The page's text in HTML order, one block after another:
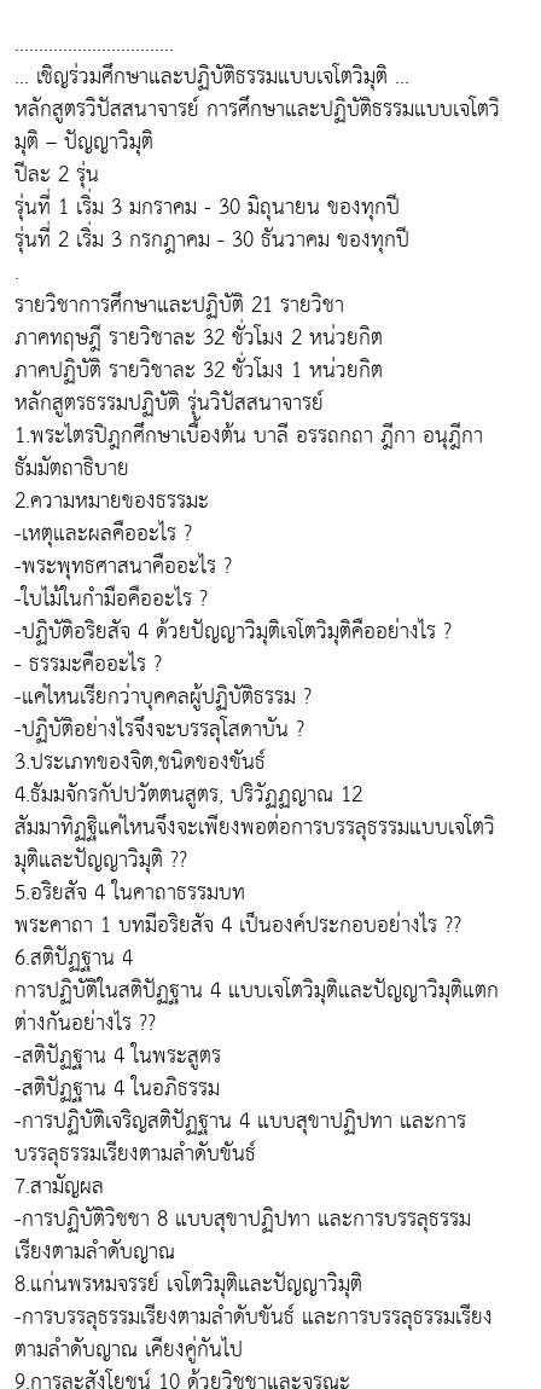
.................................
... เชิญร่วมศึกษาและปฏิบัติธรรมแบบเจโตวิมุติ ...
หลักสูตรวิปัสสนาจารย์ การศึกษาและปฏิบัติธรรมแบบเจโตวิ
มุติ – ปัญญาวิมุติ
ปีละ 2 รุ่น
รุ่นที่ 1 เริ่ม 3 มกราคม - 30 มิถุนายน ของทุกปี
รุ่นที่ 2 เริ่ม 3 กรกฎาคม - 30 ธันวาคม ของทุกปี
.
รายวิชาการศึกษาและปฏิบัติ 21 รายวิชา
ภาคทฤษฎี รายวิชาละ 32 ชั่วโมง 2 หน่วยกิต
ภาคปฏิบัติ รายวิชาละ 32 ชั่วโมง 1 หน่วยกิต
หลักสูตรธรรมปฏิบัติ รุ่นวิปัสสนาจารย์
1.พระไตรปิฎกศึกษาเบื้องต้น บาลี อรรถกถา ฎีกา อนุฎีกา
ธัมมัตถาธิบาย
2.ความหมายของธรรมะ
-เหตุและผลคืออะไร ?
-พระพุทธศาสนาคืออะไร ?
-ใบไม้ในกำมือคืออะไร ?
-ปฏิบัติอริยสัจ 4 ด้วยปัญญาวิมุติเจโตวิมุติคืออย่างไร ?
- ธรรมะคืออะไร ?
-แค่ไหนเรียกว่าบุคคลผู้ปฏิบัติธรรม ?
-ปฏิบัติอย่างไรจึงจะบรรลุโสดาบัน ?
3.ประเภทของจิต,ชนิดของขันธ์
4.ธัมมจักรกัปปวัตตนสูตร, ปริวัฏฏญาณ 12
สัมมาทิฏฐิแค่ไหนจึงจะเพียงพอต่อการบรรลุธรรมแบบเจโตวิ
มุติและปัญญาวิมุติ ??
5.อริยสัจ 4 ในคาถาธรรมบท
พระคาถา 1 บทมีอริยสัจ 4 เป็นองค์ประกอบอย่างไร ??
6.สติปัฏฐาน 4
การปฏิบัติในสติปัฏฐาน 4 แบบเจโตวิมุติและปัญญาวิมุติแตก
ต่างกันอย่างไร ??
-สติปัฏฐาน 4 ในพระสูตร
-สติปัฏฐาน 4 ในอภิธรรม
-การปฏิบัติเจริญสติปัฏฐาน 4 แบบสุขาปฏิปทา และการ
บรรลุธรรมเรียงตามลำดับขันธ์
7.สามัญผล
-การปฏิบัติวิชชา 8 แบบสุขาปฏิปทา และการบรรลุธรรม
เรียงตามลำดับญาณ
8.แก่นพรหมจรรย์ เจโตวิมุติและปัญญาวิมุติ
-การบรรลุธรรมเรียงตามลำดับขันธ์ และการบรรลุธรรมเรียง
ตามลำดับญาณ เคียงคู่กันไป